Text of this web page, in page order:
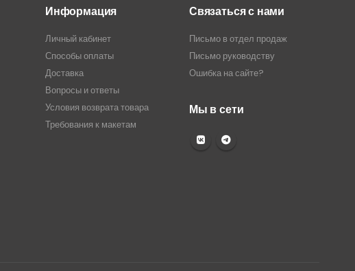
Информация
Личный кабинет
Способы оплаты
Доставка
Вопросы и ответы
Условия возврата товара
Требования к макетам
Связаться с нами
Письмо в отдел продаж
Письмо руководству
Ошибка на сайте?
Мы в сети